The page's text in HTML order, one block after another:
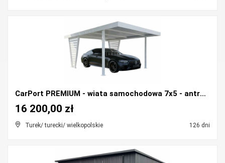
CarPort PREMIUM - wiata samochodowa 7x5 - antracyt...
Turek/ turecki/ wielkopolskie 126 dni
16 200,00 zł